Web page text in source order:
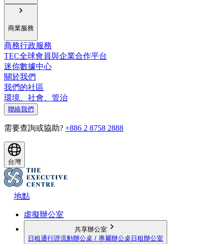
商業服務
商務行政服務
TEC全球會員與企業合作平台
迷你數據中心
關於我們
我們的社區
環境、社會、管治
聯絡我們
需要查詢或協助? +886 2 8758 2888
台灣
地點
虛擬辦公室
共享辦公室
日租通行證流動辦公桌 / 專屬辦公桌 日租辦公室